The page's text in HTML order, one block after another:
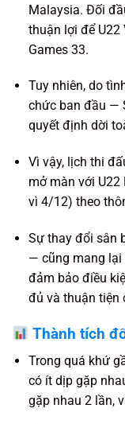
Malaysia. Đối
thuận lợi để U22
Games 33.
Tuy nhiên, do
chức ban đầu —
quyết định dời
Vì vậy, lịch thi
mở màn với U22
vì 4/12) theo
Sự thay đổi sân
— cũng mang lại
đảm bảo điều
đủ và thuận tiện
Thành tích
Trong quá khứ
có ít dịp gặp
gặp nhau 2 lần,